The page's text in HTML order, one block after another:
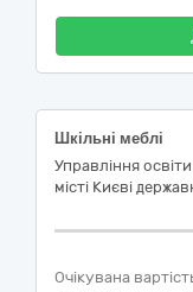
Шкільні меблі
Управління
місті Києві
Очікувана